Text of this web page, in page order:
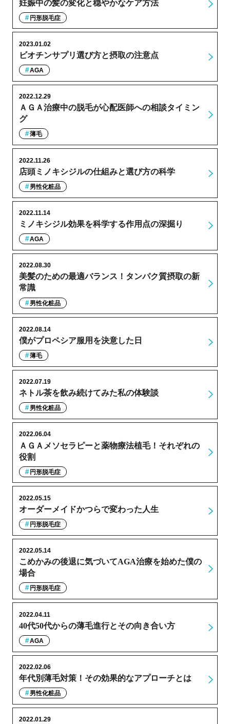
妊娠中の髪の変化と穏やかなケア方法
円形脱毛症
ビオチンサプリ選び方と摂取の注意点
2023.01.02
AGA
ＡＧＡ治療中の脱毛が心配医師への相談タイミン
グ
2022.12.29
薄毛
店頭ミノキシジルの仕組みと選び方の科学
2022.11.26
男性化粧品
ミノキシジル効果を科学する作用点の深掘り
2022.11.14
AGA
美髪のための最適バランス！タンパク質摂取の新
常識
2022.08.30
男性化粧品
僕がプロペシア服用を決意した日
2022.08.14
薄毛
ネトル茶を飲み続けてみた私の体験談
2022.07.19
男性化粧品
ＡＧＡメソセラピーと薬物療法植毛！それぞれの
役割
2022.06.04
円形脱毛症
オーダーメイドかつらで変わった人生
2022.05.15
円形脱毛症
こめかみの後退に気づいてAGA治療を始めた僕の
場合
2022.05.14
円形脱毛症
40代50代からの薄毛進行とその向き合い方
2022.04.11
AGA
年代別薄毛対策！その効果的なアプローチとは
2022.02.06
男性化粧品
2022.01.29